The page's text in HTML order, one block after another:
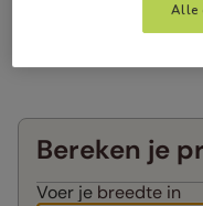
Bereken je
Voer je breedte in
Alle